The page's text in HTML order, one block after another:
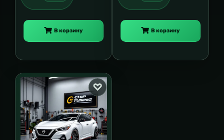
В корзину В корзину